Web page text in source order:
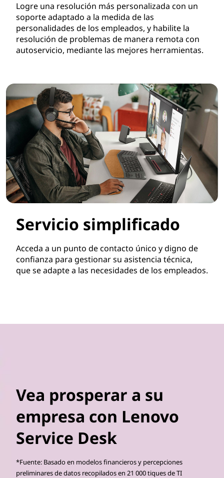
Logre una resolución más personalizada con un
soporte adaptado a la medida de las
personalidades de los empleados, y habilite la
resolución de problemas de manera remota con
autoservicio, mediante las mejores herramientas.
Servicio simplificado
Acceda a un punto de contacto único y digno de
confianza para gestionar su asistencia técnica,
que se adapte a las necesidades de los empleados.
Vea prosperar a su
empresa con Lenovo
Service Desk
*Fuente: Basado en modelos financieros y percepciones
preliminares de datos recopilados en 21 000 tiques de TI